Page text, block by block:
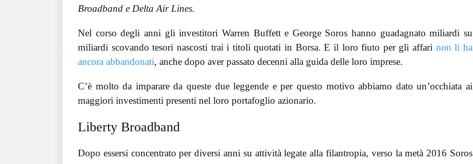
Broadband e Delta Air Lines.
Nel corso degli anni gli investitori Warren Buffett e George Soros hanno guadagnato miliardi su
miliardi scovando tesori nascosti trai i titoli quotati in Borsa. E il loro fiuto per gli affari non li ha
ancora abbandonati, anche dopo aver passato decenni alla guida delle loro imprese.
C’è molto da imparare da queste due leggende e per questo motivo abbiamo dato un’occhiata ai
maggiori investimenti presenti nel loro portafoglio azionario.
Liberty Broadband
Dopo essersi concentrato per diversi anni su attività legate alla filantropia, verso la metà 2016 Soros